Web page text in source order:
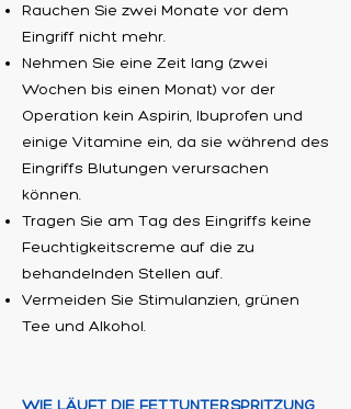
Rauchen Sie zwei Monate vor dem
Eingriff nicht mehr.
Nehmen Sie eine Zeit lang (zwei
Wochen bis einen Monat) vor der
Operation kein Aspirin, Ibuprofen und
einige Vitamine ein, da sie während des
Eingriffs Blutungen verursachen
können.
Tragen Sie am Tag des Eingriffs keine
Feuchtigkeitscreme auf die zu
behandelnden Stellen auf.
Vermeiden Sie Stimulanzien, grünen
Tee und Alkohol.
WIE LÄUFT DIE FETTUNTERSPRITZUNG